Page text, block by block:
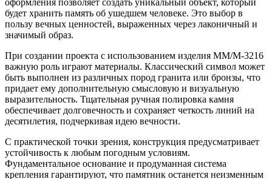
будет хранить память об ушедшем человеке. Это выбор в
пользу вечных ценностей, выраженных через лаконичный и
значимый образ.
При создании проекта с использованием изделия ММ/M-3216
важную роль играют материалы. Классический символ может
быть выполнен из различных пород гранита или бронзы, что
придает ему дополнительную смысловую и визуальную
выразительность. Тщательная ручная полировка камня
обеспечивает долговечность и сохраняет четкость линий на
десятилетия, подчеркивая идею вечности.
С практической точки зрения, конструкция предусматривает
устойчивость к любым погодным условиям.
Фундаментальное основание и продуманная система
крепления гарантируют, что памятник останется неизменным